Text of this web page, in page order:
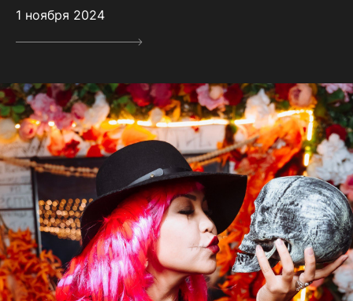
1 ноября 2024